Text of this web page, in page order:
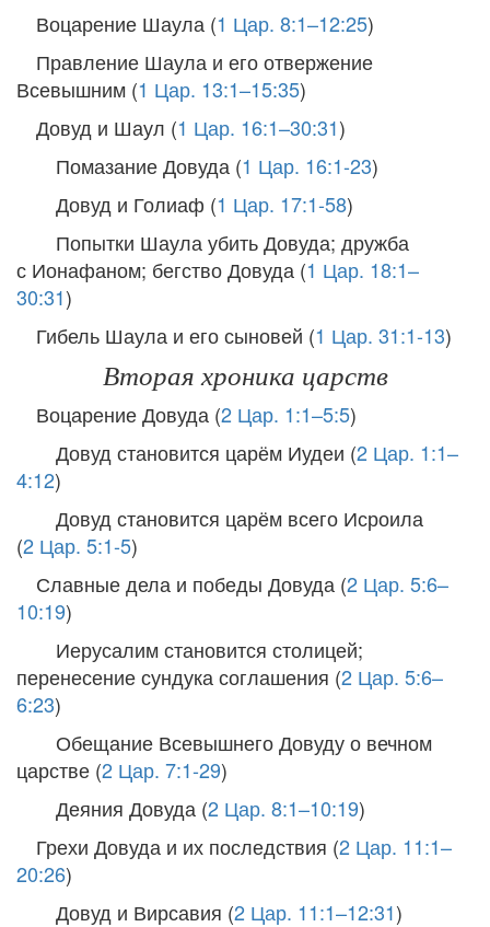
Воцарение Шаула (1 Цар. 8:1–12:25)
Правление Шаула и его отвержение
Всевышним (1 Цар. 13:1–15:35)
Довуд и Шаул (1 Цар. 16:1–30:31)
Помазание Довуда (1 Цар. 16:1-23)
Довуд и Голиаф (1 Цар. 17:1-58)
Попытки Шаула убить Довуда; дружба
с Ионафаном; бегство Довуда (1 Цар. 18:1–
30:31)
Гибель Шаула и его сыновей (1 Цар. 31:1-13)
Вторая хроника царств
Воцарение Довуда (2 Цар. 1:1–5:5)
Довуд становится царём Иудеи (2 Цар. 1:1–
4:12)
Довуд становится царём всего Исроила
(2 Цар. 5:1-5)
Славные дела и победы Довуда (2 Цар. 5:6–
10:19)
Иерусалим становится столицей;
перенесение сундука соглашения (2 Цар. 5:6–
6:23)
Обещание Всевышнего Довуду о вечном
царстве (2 Цар. 7:1-29)
Деяния Довуда (2 Цар. 8:1–10:19)
Грехи Довуда и их последствия (2 Цар. 11:1–
20:26)
Довуд и Вирсавия (2 Цар. 11:1–12:31)